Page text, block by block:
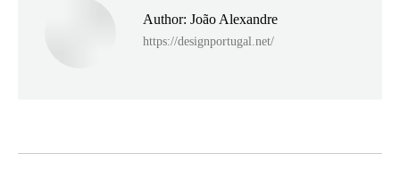
Author: João Alexandre
https://designportugal.net/